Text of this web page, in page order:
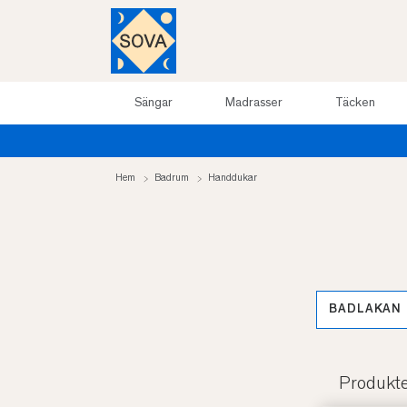
Sängar Madrasser Täcken
Hem Badrum Handdukar
BADLAKAN